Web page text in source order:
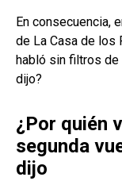
En consecuencia,
de La Casa de los
habló sin filtros de
dijo?
¿Por quién
segunda
dijo